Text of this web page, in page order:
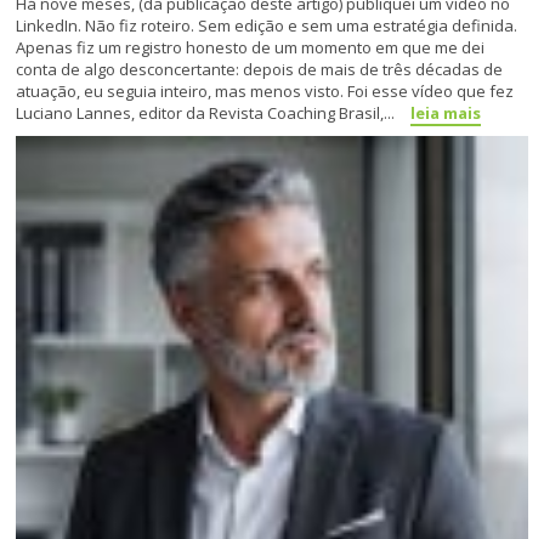
LinkedIn. Não fiz roteiro. Sem edição e sem uma estratégia definida.
Apenas fiz um registro honesto de um momento em que me dei
conta de algo desconcertante: depois de mais de três décadas de
atuação, eu seguia inteiro, mas menos visto. Foi esse vídeo que fez
Luciano Lannes, editor da Revista Coaching Brasil,...
leia mais